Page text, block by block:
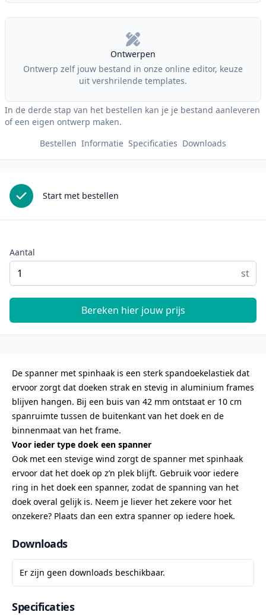
Ontwerpen
Ontwerp zelf jouw bestand in onze online editor, keuze
uit vershrilende templates.
In de derde stap van het bestellen kan je je bestand aanleveren
of een eigen ontwerp maken.
Bestellen Informatie Specificaties Downloads
Start met bestellen
Aantal
st
Bereken hier jouw prijs
De spanner met spinhaak is een sterk spandoekelastiek dat
ervoor zorgt dat doeken strak en stevig in aluminium frames
blijven hangen. Bij een buis van 42 mm ontstaat er 10 cm
spanruimte tussen de buitenkant van het doek en de
binnenmaat van het frame.
Voor ieder type doek een spanner
Ook met een stevige wind zorgt de spanner met spinhaak
ervoor dat het doek op z’n plek blijft. Gebruik voor iedere
ring in het doek een spanner, zodat de spanning van het
doek overal gelijk is. Neem je liever het zekere voor het
onzekere? Plaats dan een extra spanner op iedere hoek.
Downloads
Er zijn geen downloads beschikbaar.
Specificaties